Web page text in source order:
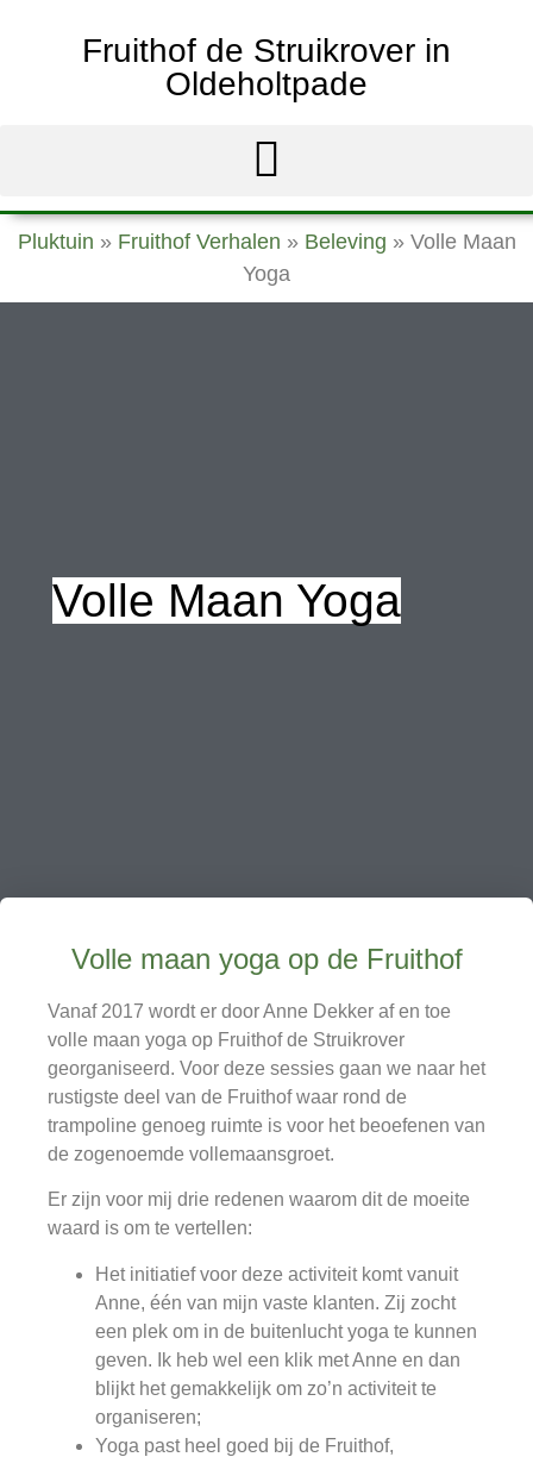
Fruithof de Struikrover in
Oldeholtpade
Pluktuin » Fruithof Verhalen » Beleving » Volle Maan
Yoga
Volle Maan Yoga
Volle maan yoga op de Fruithof
Vanaf 2017 wordt er door Anne Dekker af en toe
volle maan yoga op Fruithof de Struikrover
georganiseerd. Voor deze sessies gaan we naar het
rustigste deel van de Fruithof waar rond de
trampoline genoeg ruimte is voor het beoefenen van
de zogenoemde vollemaansgroet.
Er zijn voor mij drie redenen waarom dit de moeite
waard is om te vertellen:
Het initiatief voor deze activiteit komt vanuit
Anne, één van mijn vaste klanten. Zij zocht
een plek om in de buitenlucht yoga te kunnen
geven. Ik heb wel een klik met Anne en dan
blijkt het gemakkelijk om zo’n activiteit te
organiseren;
Yoga past heel goed bij de Fruithof,